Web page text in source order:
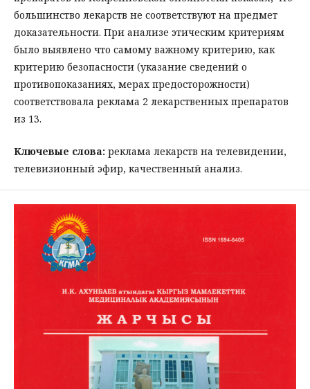
большинство лекарств не соответствуют на предмет
доказательности. При анализе этическим критериям
было выявлено что самому важному критерию, как
критерию безопасности (указание сведений о
противопоказаниях, мерах предосторожности)
соответствовала реклама 2 лекарственных препаратов
из 13.
Ключевые слова: реклама лекарств на телевидении,
телевизионный эфир, качественный анализ.